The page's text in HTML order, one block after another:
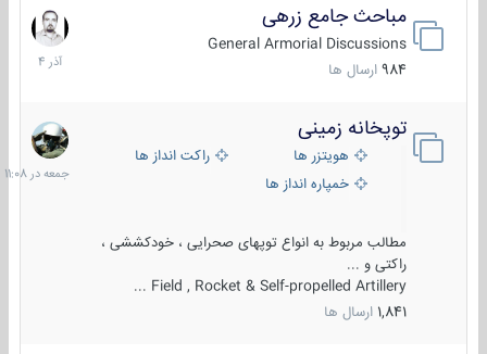
مباحث جامع زرهی
General Armorial Discussions
984 ارسال ها
7
آذر
1404
توپخانه زمینی
هویتزر ها
راکت انداز ها
خمپاره انداز ها
مطالب مربوط به انواع توپهای صحرایی ، خودکششی ،
راکتی و ...
Field , Rocket & Self-propelled Artillery ...
1,841 ارسال ها
جمعه
در
11:08